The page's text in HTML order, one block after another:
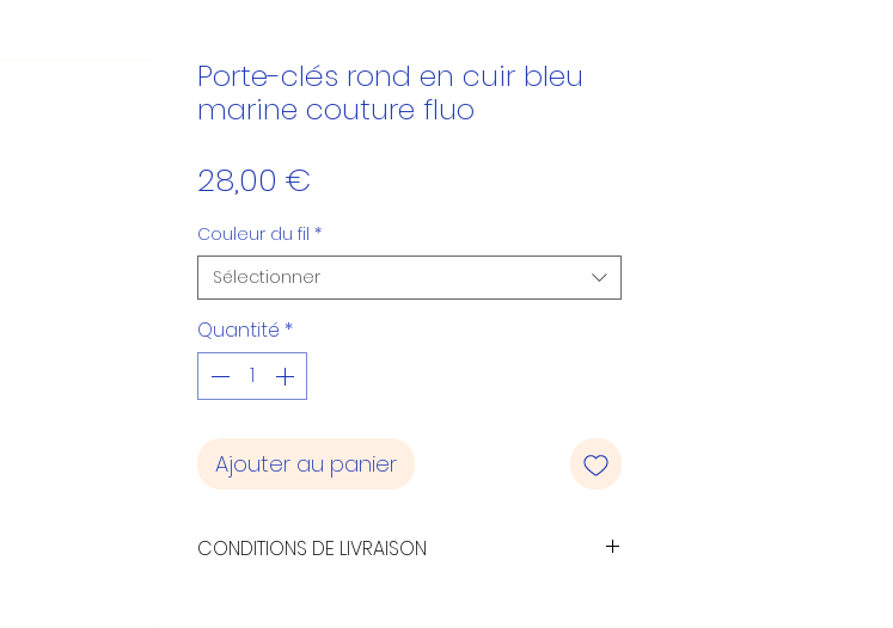
Porte-clés rond en cuir bleu
marine couture fluo
28,00 €
Couleur du fil *
Sélectionner
Quantité *
Ajouter au panier
CONDITIONS DE LIVRAISON